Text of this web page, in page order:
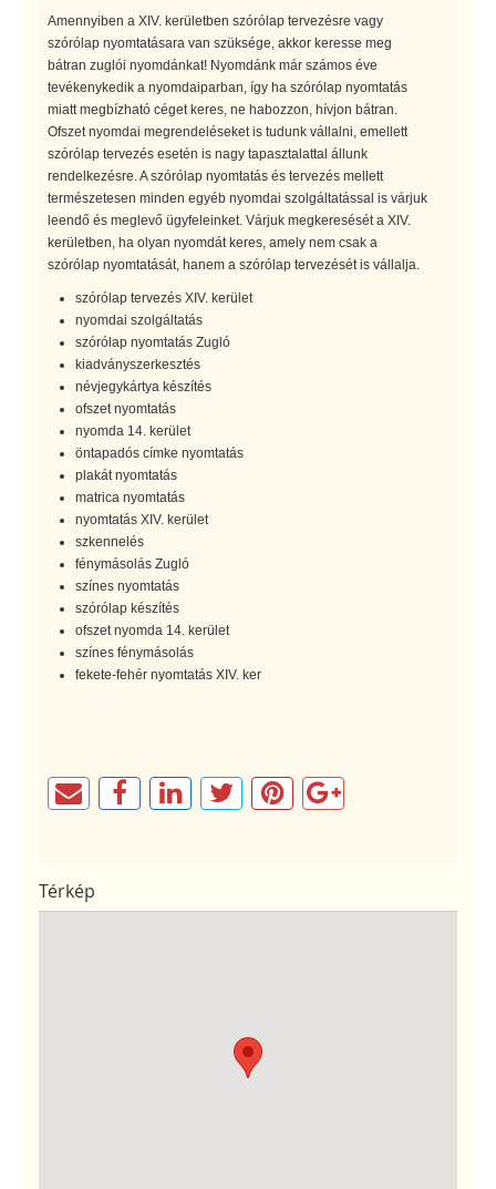
Amennyiben a XIV. kerületben szórólap tervezésre vagy
szórólap nyomtatásara van szüksége, akkor keresse meg
bátran zuglói nyomdánkat! Nyomdánk már számos éve
tevékenykedik a nyomdaiparban, így ha szórólap nyomtatás
miatt megbízható céget keres, ne habozzon, hívjon bátran.
Ofszet nyomdai megrendeléseket is tudunk vállalni, emellett
szórólap tervezés esetén is nagy tapasztalattal állunk
rendelkezésre. A szórólap nyomtatás és tervezés mellett
természetesen minden egyéb nyomdai szolgáltatással is várjuk
leendő és meglevő ügyfeleinket. Várjuk megkeresését a XIV.
kerületben, ha olyan nyomdát keres, amely nem csak a
szórólap nyomtatását, hanem a szórólap tervezését is vállalja.
szórólap tervezés XIV. kerület
nyomdai szolgáltatás
szórólap nyomtatás Zugló
kiadványszerkesztés
névjegykártya készítés
ofszet nyomtatás
nyomda 14. kerület
öntapadós címke nyomtatás
plakát nyomtatás
matrica nyomtatás
nyomtatás XIV. kerület
szkennelés
fénymásolás Zugló
színes nyomtatás
szórólap készítés
ofszet nyomda 14. kerület
színes fénymásolás
fekete-fehér nyomtatás XIV. ker
Térkép